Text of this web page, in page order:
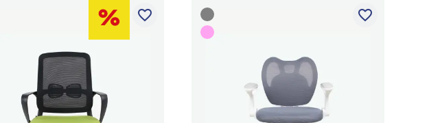
favorite_border favorite_border